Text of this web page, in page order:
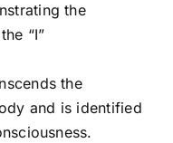
the
“I”
the
and is identified